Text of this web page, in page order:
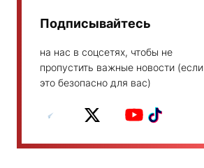
Подписывайтесь
на нас в соцсетях, чтобы не
пропустить важные новости (если
это безопасно для вас)